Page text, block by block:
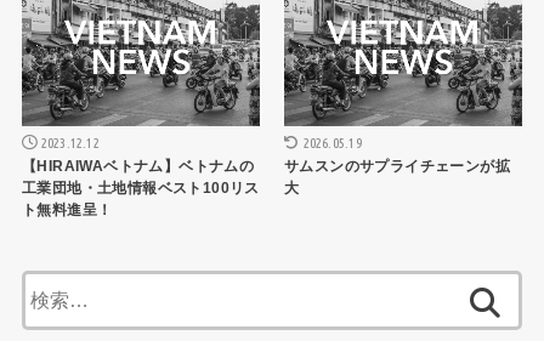
2023.12.12
【HIRAIWAベトナム】ベトナムの
工業団地・土地情報ベスト100リス
ト無料進呈！
2026.05.19
サムスンのサプライチェーンが拡
大
索: